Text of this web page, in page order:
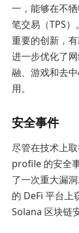
一，能够在不
笔交易（TPS
重要的创新，
进一步优化了
融、游戏和去
用。
安全事件
尽管在技术上
profile 的安全
了一次重大漏
的 DeFi 平台上
Solana 区块链